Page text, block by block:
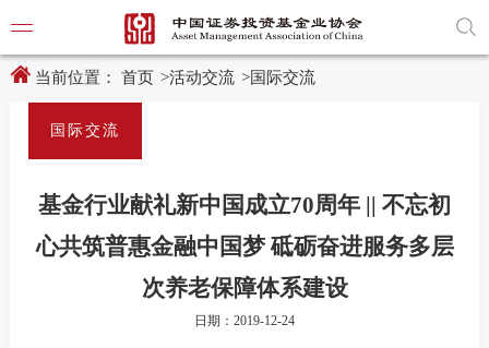
当前位置： 首页 >活动交流 >国际交流
国际交流
基金行业献礼新中国成立70周年 || 不忘初
心共筑普惠金融中国梦 砥砺奋进服务多层
次养老保障体系建设
日期：2019-12-24
窗
打
开
转
主
内